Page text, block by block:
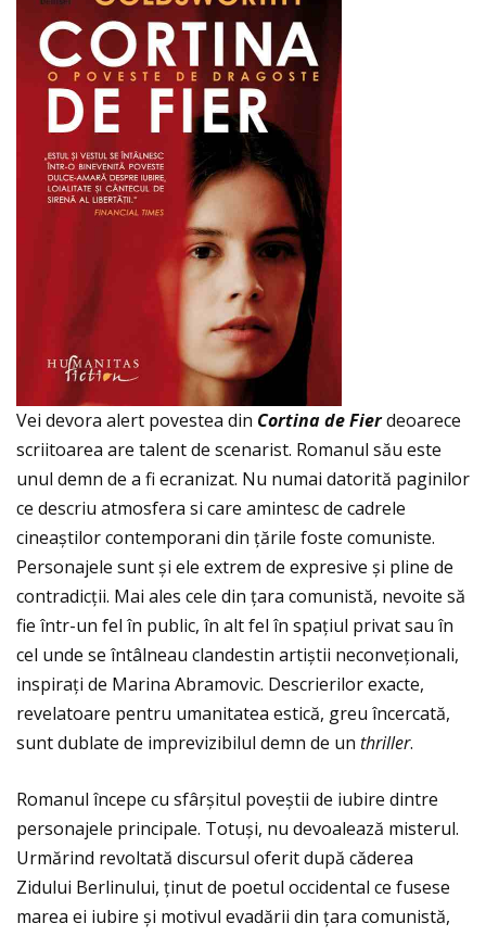
Vei devora alert povestea din Cortina de Fierdeoarece
scriitoarea are talent de scenarist. Romanul său este
unul demn de a fi ecranizat. Nu numai datorită paginilor
ce descriu atmosfera si care amintesc de cadrele
cineaștilor contemporani din ţările foste comuniste.
Personajele sunt și ele extrem de expresive și pline de
contradicţii. Mai ales cele din ţara comunistă, nevoite să
fie într-un fel în public, în alt fel în spaţiul privat sau în
cel unde se întâlneau clandestin artiștii neconveţionali,
inspiraţi de Marina Abramovic. Descrierilor exacte,
revelatoare pentru umanitatea estică, greu încercată,
sunt dublate de imprevizibilul demn de un thriller.
Romanul începe cu sfârșitul poveștii de iubire dintre
personajele principale. Totuși, nu devoalează misterul.
Urmărind revoltată discursul oferit după căderea
Zidului Berlinului, ţinut de poetul occidental ce fusese
marea ei iubire și motivul evadării din ţara comunistă,